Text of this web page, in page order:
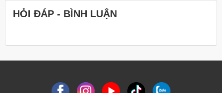
HỎI ĐÁP - BÌNH LUẬN